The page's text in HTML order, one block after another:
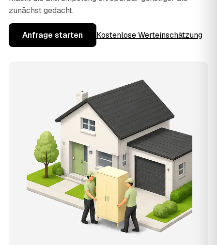
zunächst gedacht.
Anfrage starten Kostenlose Werteinschätzung